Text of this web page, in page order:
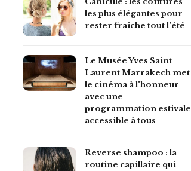
les plus élégantes pour
rester fraîche tout l'été
Le Musée Yves Saint
Laurent Marrakech met
le cinéma à l'honneur
avec une
programmation estivale
accessible à tous
Reverse shampoo : la
routine capillaire qui